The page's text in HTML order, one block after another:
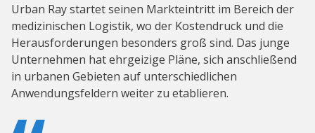
Urban Ray startet seinen Markteintritt im Bereich der
medizinischen Logistik, wo der Kostendruck und die
Herausforderungen besonders groß sind. Das junge
Unternehmen hat ehrgeizige Pläne, sich anschließend
in urbanen Gebieten auf unterschiedlichen
Anwendungsfeldern weiter zu etablieren.